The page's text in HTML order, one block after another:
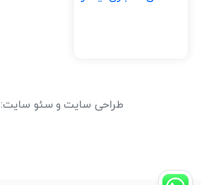
طراحی سایت و سئو سایت: